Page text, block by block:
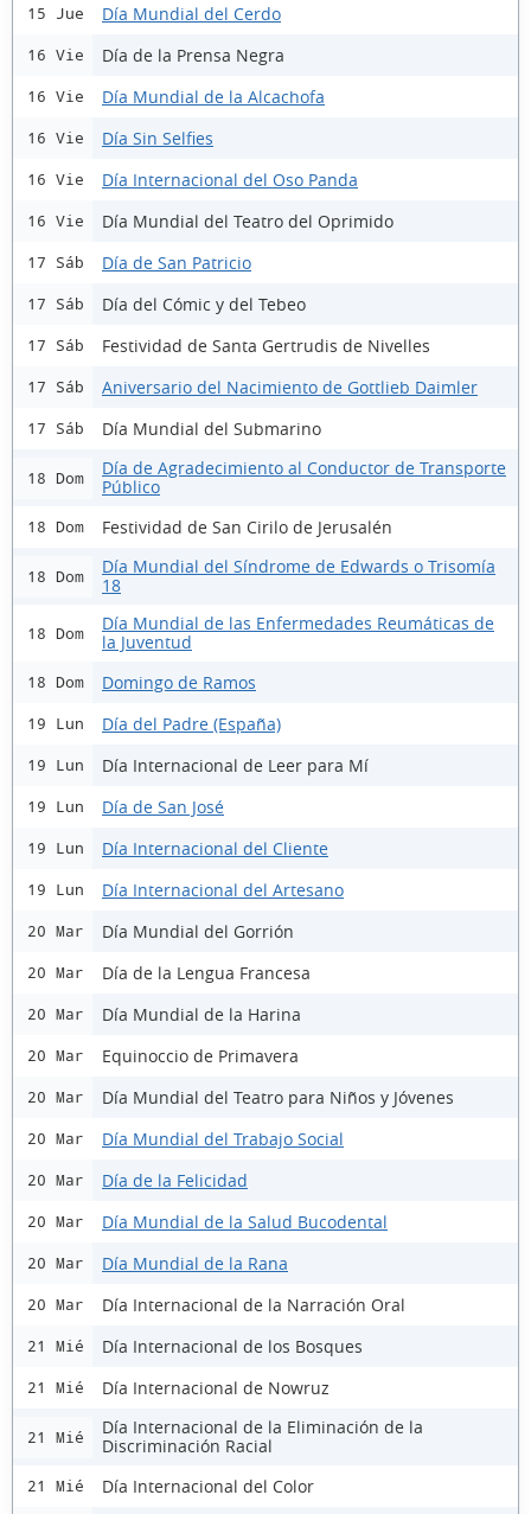
15 Jue Día Mundial del Cerdo
16 Vie Día de la Prensa Negra
16 Vie Día Mundial de la Alcachofa
16 Vie Día Sin Selfies
16 Vie Día Internacional del Oso Panda
16 Vie Día Mundial del Teatro del Oprimido
17 Sáb Día de San Patricio
17 Sáb Día del Cómic y del Tebeo
17 Sáb Festividad de Santa Gertrudis de Nivelles
17 Sáb Aniversario del Nacimiento de Gottlieb Daimler
17 Sáb Día Mundial del Submarino
18 Dom
Día de Agradecimiento al Conductor de Transporte
Público
18 Dom Festividad de San Cirilo de Jerusalén
18 Dom
Día Mundial del Síndrome de Edwards o Trisomía
18
18 Dom
Día Mundial de las Enfermedades Reumáticas de
la Juventud
18 Dom Domingo de Ramos
19 Lun Día del Padre (España)
19 Lun Día Internacional de Leer para Mí
19 Lun Día de San José
19 Lun Día Internacional del Cliente
19 Lun Día Internacional del Artesano
20 Mar Día Mundial del Gorrión
20 Mar Día de la Lengua Francesa
20 Mar Día Mundial de la Harina
20 Mar Equinoccio de Primavera
20 Mar Día Mundial del Teatro para Niños y Jóvenes
20 Mar Día Mundial del Trabajo Social
20 Mar Día de la Felicidad
20 Mar Día Mundial de la Salud Bucodental
20 Mar Día Mundial de la Rana
20 Mar Día Internacional de la Narración Oral
21 Mié Día Internacional de los Bosques
21 Mié Día Internacional de Nowruz
21 Mié
Día Internacional de la Eliminación de la
Discriminación Racial
21 Mié Día Internacional del Color